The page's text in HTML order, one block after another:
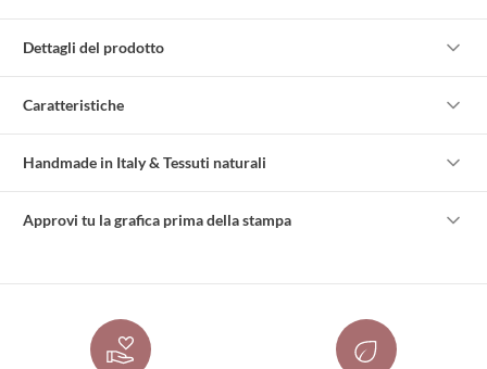
Dettagli del prodotto
Caratteristiche
Handmade in Italy & Tessuti naturali
Approvi tu la grafica prima della stampa